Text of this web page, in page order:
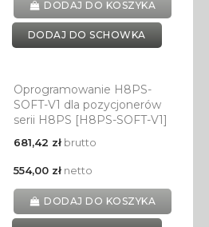
DODAJ DO KOSZYKA
DODAJ DO SCHOWKA
Oprogramowanie H8PS-
SOFT-V1 dla pozycjonerów
serii H8PS [H8PS-SOFT-V1]
681,42 złbrutto
554,00 złnetto
DODAJ DO KOSZYKA